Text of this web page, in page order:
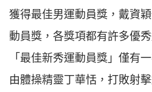
獲得最佳男運動員獎，戴資
動員獎，各獎項都有許多優
「最佳新秀運動員獎」僅有
由體操精靈丁華恬，打敗射